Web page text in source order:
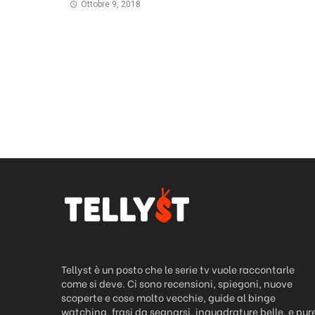
Ottobre 9, 2018
Tellyst è un posto che le serie tv vuole raccontarle
come si deve. Ci sono recensioni, spiegoni, nuove
scoperte e cose molto vecchie, guide al binge
watching, frasi da segnarsi, inquadrature belle, e